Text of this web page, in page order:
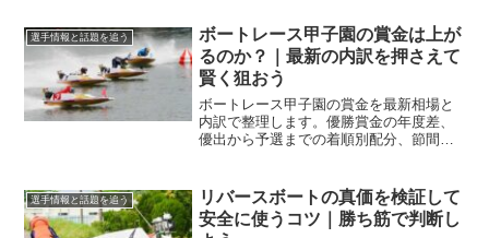
選手情報と話題を追う
ボートレース甲子園の賞金は上が
るのか？｜最新の内訳を押さえて
賢く狙おう
ボートレース甲子園の賞金を最新相場と
内訳で整理します。優勝賞金の年度差、
優出から予選までの着順別配分、節間で
磨きます。
選手情報と話題を追う
リバースボートの真価を検証して
安全に使うコツ｜勝ち筋で判断し